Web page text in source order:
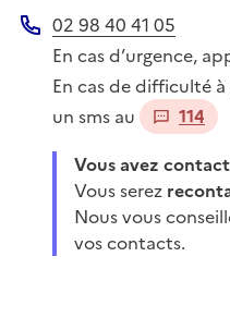
Téléphone
02 98 40 41 05
En cas d’urgence,
En cas de difficulté
un sms au
114
Vous avez
Vous serez
Nous vous
vos contacts.